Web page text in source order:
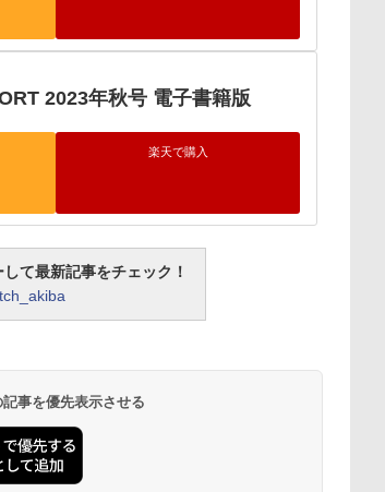
2023年秋号 電子書籍版
楽天で購入
て最新記事をチェック！
事を優先表示させる